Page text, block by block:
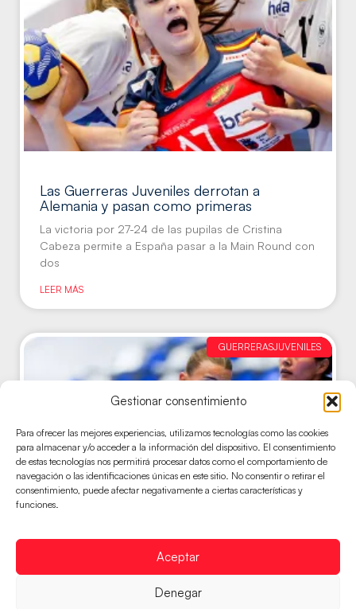
Gestionar consentimiento
Para ofrecer las mejores experiencias, utilizamos tecnologías como las cookies
para almacenar y/o acceder a la información del dispositivo. El consentimiento
de estas tecnologías nos permitirá procesar datos como el comportamiento de
navegación o las identificaciones únicas en este sitio. No consentir o retirar el
consentimiento, puede afectar negativamente a ciertas características y
funciones.
Aceptar
Denegar
Las Guerreras Juveniles derrotan a
Alemania y pasan como primeras
La victoria por 27-24 de las pupilas de Cristina
Cabeza permite a España pasar a la Main Round con
dos
LEER MÁS
GUERRERASJUVENILES
Las Guerreras Juveniles ponen la directa